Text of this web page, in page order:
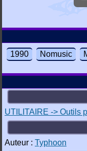
1990 Nomusic
UTILITAIRE -> Outils
Auteur : Typhoon